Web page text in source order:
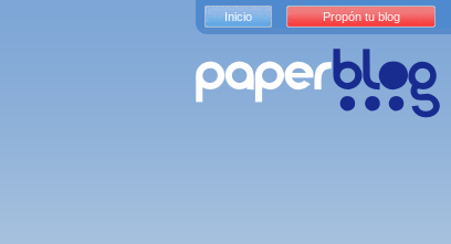
Inicio Propón tu blog